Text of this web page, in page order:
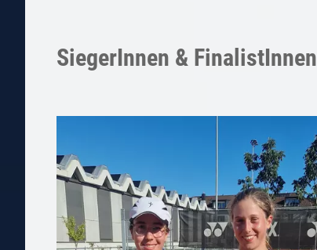
SiegerInnen & FinalistInnen